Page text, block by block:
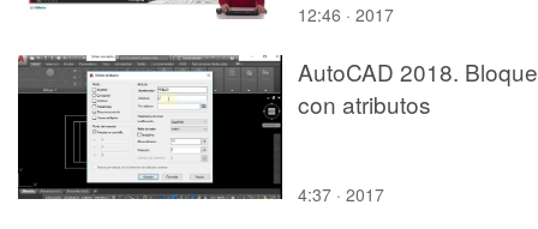
12:46 · 2017
AutoCAD 2018.
con atributos
4:37 · 2017